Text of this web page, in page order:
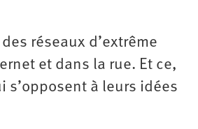
réseaux d’extrême
et dans la rue. Et ce,
s’opposent à leurs idées